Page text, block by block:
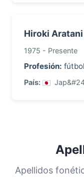
Hiroki Aratani
1975 - Presente
Profesión:
País:
Apellidos